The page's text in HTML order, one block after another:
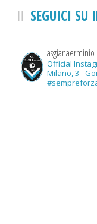
SEGUICI SU
asgianaerminio
Official
Milano, 3 -